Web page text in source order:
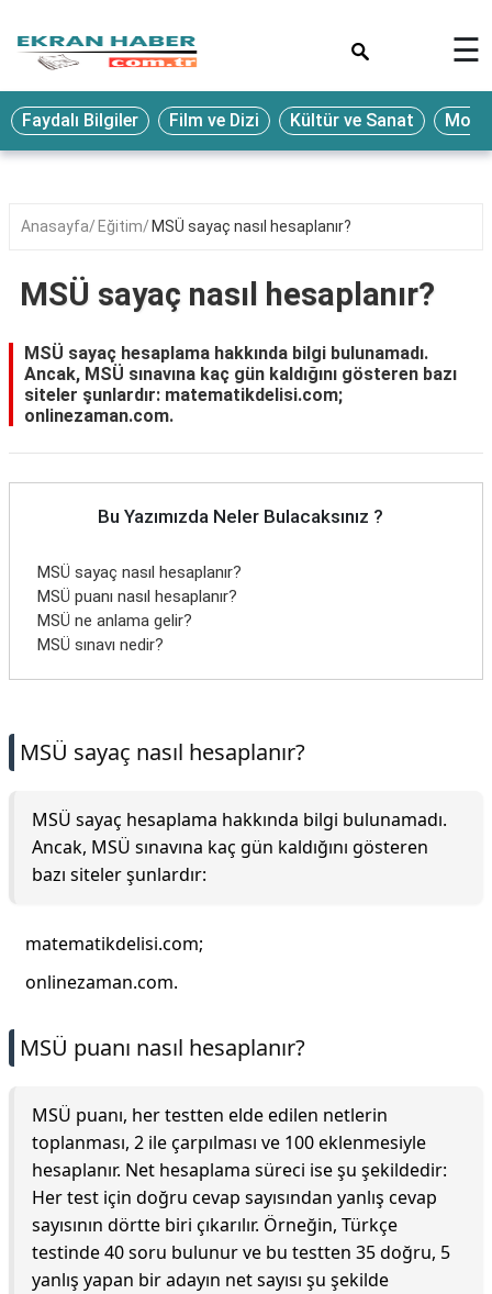
Eğitim
Ekonomi
Seyahat
Oyun
Yaşam
Hukuk
☰
Faydalı Bilgiler Film ve Dizi Kültür ve Sanat
Anasayfa Eğitim MSÜ sayaç nasıl hesaplanır?
MSÜ sayaç nasıl hesaplanır?
MSÜ sayaç hesaplama hakkında bilgi bulunamadı.
Ancak, MSÜ sınavına kaç gün kaldığını gösteren bazı
siteler şunlardır: matematikdelisi.com;
onlinezaman.com.
Bu Yazımızda Neler Bulacaksınız ?
MSÜ sayaç nasıl hesaplanır?
MSÜ puanı nasıl hesaplanır?
MSÜ ne anlama gelir?
MSÜ sınavı nedir?
MSÜ sayaç nasıl hesaplanır?
MSÜ sayaç hesaplama hakkında bilgi bulunamadı.
Ancak, MSÜ sınavına kaç gün kaldığını gösteren
bazı siteler şunlardır:
matematikdelisi.com;
onlinezaman.com.
MSÜ puanı nasıl hesaplanır?
MSÜ puanı, her testten elde edilen netlerin
toplanması, 2 ile çarpılması ve 100 eklenmesiyle
hesaplanır. Net hesaplama süreci ise şu şekildedir:
Her test için doğru cevap sayısından yanlış cevap
sayısının dörtte biri çıkarılır. Örneğin, Türkçe
testinde 40 soru bulunur ve bu testten 35 doğru, 5
yanlış yapan bir adayın net sayısı şu şekilde